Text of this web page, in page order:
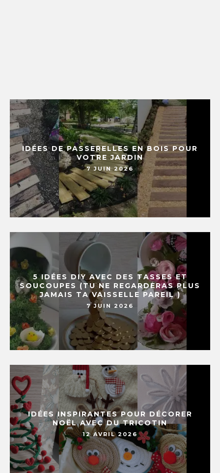
IDÉES DE PASSERELLES EN BOIS POUR
VOTRE JARDIN
7 JUIN 2026
5 IDÉES DIY AVEC DES TASSES ET
SOUCOUPES (TU NE REGARDERAS PLUS
JAMAIS TA VAISSELLE PAREIL )
7 JUIN 2026
IDÉES INSPIRANTES POUR DÉCORER
NOËL AVEC DU TRICOTIN
12 AVRIL 2026